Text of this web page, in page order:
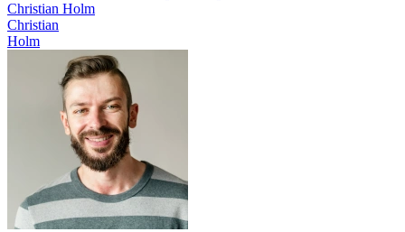
Christian Holm
Christian
Holm